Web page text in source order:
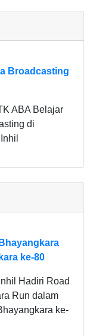
Broadcasting
ABA Belajar
di
ke-80
Hadiri Road
Run dalam
ke-